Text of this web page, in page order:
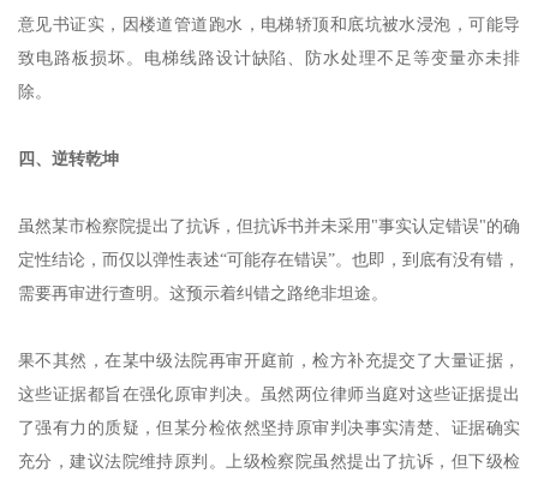
意见书证实，因楼道管道跑水，电梯轿顶和底坑被水浸泡，可能导
致电路板损坏。电梯线路设计缺陷、防水处理不足等变量亦未排
除。
四、逆转乾坤
虽然某市检察院提出了抗诉，但抗诉书并未采用"事实认定错误"的确
定性结论，而仅以弹性表述“可能存在错误”。也即，到底有没有错，
需要再审进行查明。这预示着纠错之路绝非坦途。
果不其然，在某中级法院再审开庭前，检方补充提交了大量证据，
这些证据都旨在强化原审判决。虽然两位律师当庭对这些证据提出
了强有力的质疑，但某分检依然坚持原审判决事实清楚、证据确实
充分，建议法院维持原判。上级检察院虽然提出了抗诉，但下级检